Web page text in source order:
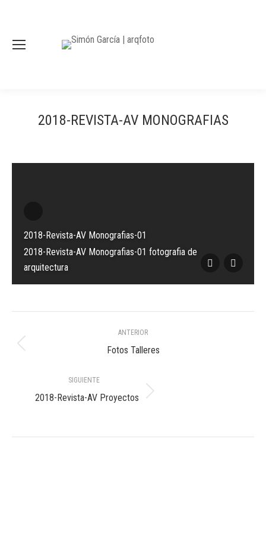
2018-REVISTA-AV MONOGRAFIAS
2018-Revista-AV Monografias-01
2018-Revista-AV Monografias-01 fotografia de
arquitectura
entre
álbumes
ANTERIOR
Álbum
Fotos Talleres
SIGUIENTE
Álbum
2018-Revista-AV Proyectos